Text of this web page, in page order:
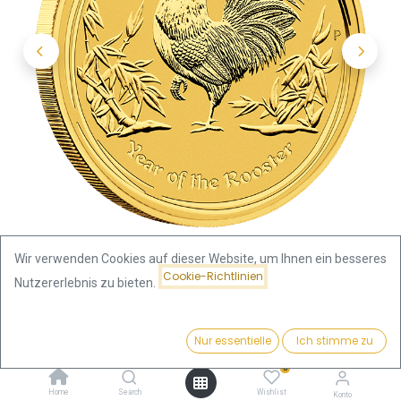
Preis:
919,21€ Kaufen
Home Search
0
Wishlist Konto
Lunar II Hahn 1/4oz Goldmünze
2017
Wir verwenden Cookies auf dieser Website, um Ihnen ein besseres
Nutzererlebnis zu bieten.
Cookie-Richtlinien
Nur essentielle Ich stimme zu